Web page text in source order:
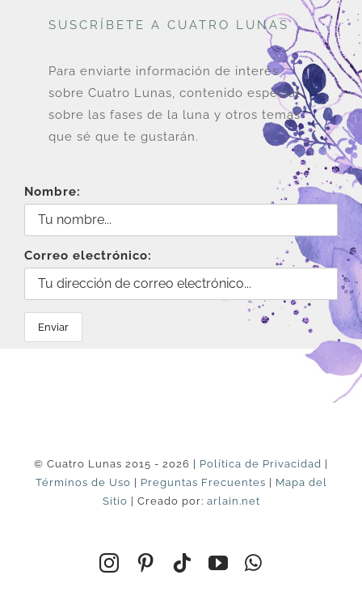
SUSCRÍBETE A CUATRO LUNAS
Para enviarte información de interés
sobre Cuatro Lunas, contenido especial
sobre las fases de la luna y otros temas
que sé que te gustarán.
Nombre:
Correo electrónico:
© Cuatro Lunas 2015 - 2026 | Política de Privacidad
Términos de Uso
Preguntas Frecuentes
Mapa del
Sitio | Creado por: arlain.net